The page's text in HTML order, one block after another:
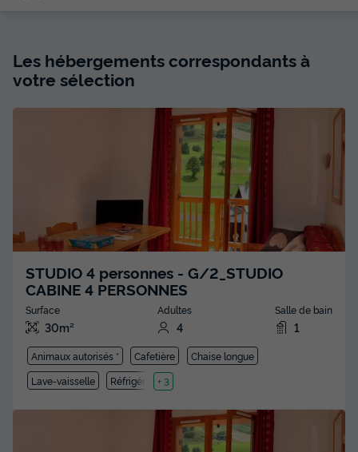
Les hébergements correspondants à
votre sélection
STUDIO 4 personnes - G/2_STUDIO
CABINE 4 PERSONNES
Surface
30m²
Adultes
4
Salle de bain
1
Animaux autorisés * Cafetière
Chaise longue
Lave-vaisselle
Réfrigérateur
+ 3